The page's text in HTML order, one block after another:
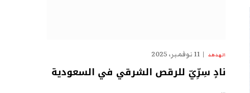
الهدهد 11 نوفمبر، 2025
نادٍ سِرِّيّ للرقص الشرقي في السعودية